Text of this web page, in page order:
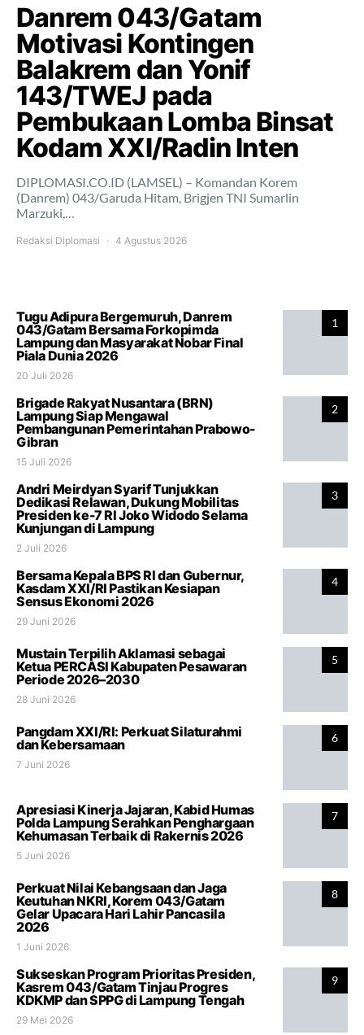
Danrem 043/Gatam
Motivasi Kontingen
Balakrem dan Yonif
143/TWEJ pada
Pembukaan Lomba Binsat
Kodam XXI/Radin Inten
DIPLOMASI.CO.ID (LAMSEL) – Komandan Korem
(Danrem) 043/Garuda Hitam, Brigjen TNI Sumarlin
Marzuki,…
Redaksi Diplomasi 4 Agustus 2026
1
Tugu Adipura Bergemuruh, Danrem
043/Gatam Bersama Forkopimda
Lampung dan Masyarakat Nobar Final
Piala Dunia 2026
20 Juli 2026
2
Brigade Rakyat Nusantara (BRN)
Lampung Siap Mengawal
Pembangunan Pemerintahan Prabowo-
Gibran
15 Juli 2026
3
Andri Meirdyan Syarif Tunjukkan
Dedikasi Relawan, Dukung Mobilitas
Presiden ke-7 RI Joko Widodo Selama
Kunjungan di Lampung
2 Juli 2026
4
Bersama Kepala BPS RI dan Gubernur,
Kasdam XXI/RI Pastikan Kesiapan
Sensus Ekonomi 2026
29 Juni 2026
5
Mustain Terpilih Aklamasi sebagai
Ketua PERCASI Kabupaten Pesawaran
Periode 2026–2030
28 Juni 2026
6
Pangdam XXI/RI: Perkuat Silaturahmi
dan Kebersamaan
7 Juni 2026
7
Apresiasi Kinerja Jajaran, Kabid Humas
Polda Lampung Serahkan Penghargaan
Kehumasan Terbaik di Rakernis 2026
5 Juni 2026
8
Perkuat Nilai Kebangsaan dan Jaga
Keutuhan NKRI, Korem 043/Gatam
Gelar Upacara Hari Lahir Pancasila
2026
1 Juni 2026
9
Sukseskan Program Prioritas Presiden,
Kasrem 043/Gatam Tinjau Progres
KDKMP dan SPPG di Lampung Tengah
29 Mei 2026